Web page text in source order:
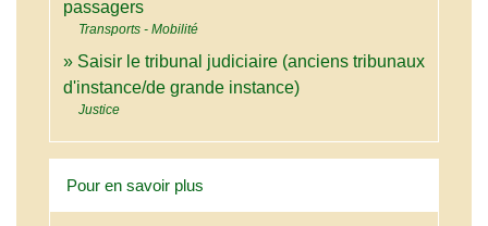
passagers
Transports - Mobilité
Saisir le tribunal judiciaire (anciens tribunaux
d'instance/de grande instance)
Justice
Pour en savoir plus